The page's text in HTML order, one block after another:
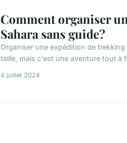
Comment organiser
Sahara sans guide?
Organiser une expédition de
taille, mais c'est une aventure tout à
4 juillet 2024